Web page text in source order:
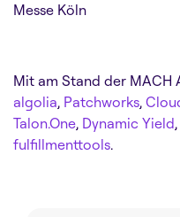
Messe Köln
Mit am Stand der MACH
algolia, Patchworks,
Talon.One, Dynamic Yield,
fulfillmenttools.